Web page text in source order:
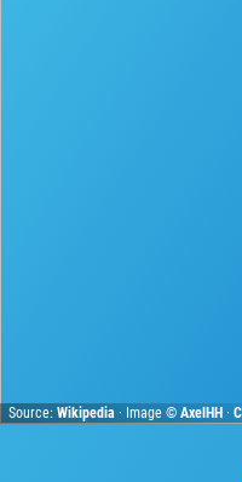
Source:Wikipedia · Image ©AxelHH ·